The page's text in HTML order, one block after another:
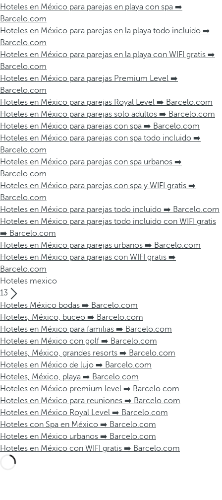
Hoteles en México para parejas en playa con spa ➡️
Barcelo.com
Hoteles en México para parejas en la playa todo incluido ➡️
Barcelo.com
Hoteles en México para parejas en la playa con WIFI gratis ➡️
Barcelo.com
Hoteles en México para parejas Premium Level ➡️
Barcelo.com
Hoteles en México para parejas Royal Level ➡️ Barcelo.com
Hoteles en México para parejas solo adultos ➡️ Barcelo.com
Hoteles en México para parejas con spa ➡️ Barcelo.com
Hoteles en México para parejas con spa todo incluido ➡️
Barcelo.com
Hoteles en México para parejas con spa urbanos ➡️
Barcelo.com
Hoteles en México para parejas con spa y WIFI gratis ➡️
Barcelo.com
Hoteles en México para parejas todo incluido ➡️ Barcelo.com
Hoteles en México para parejas todo incluido con WIFI gratis
➡️ Barcelo.com
Hoteles en México para parejas urbanos ➡️ Barcelo.com
Hoteles en México para parejas con WIFI gratis ➡️
Barcelo.com
Hoteles mexico
13
Hoteles México bodas ➡️ Barcelo.com
Hoteles, México, buceo ➡️ Barcelo.com
Hoteles en México para familias ➡️ Barcelo.com
Hoteles en México con golf ➡️ Barcelo.com
Hoteles, México, grandes resorts ➡️ Barcelo.com
Hoteles en México de lujo ➡️ Barcelo.com
Hoteles, México, playa ➡️ Barcelo.com
Hoteles en México premium level ➡️ Barcelo.com
Hoteles en México para reuniones ➡️ Barcelo.com
Hoteles en México Royal Level ➡️ Barcelo.com
Hoteles con Spa en México ➡️ Barcelo.com
Hoteles en México urbanos ➡️ Barcelo.com
Hoteles en México con WIFI gratis ➡️ Barcelo.com